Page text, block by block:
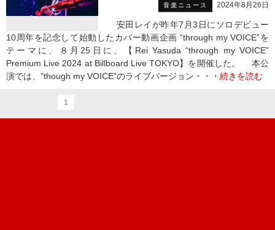
音楽ニュース 2024年8月26日
安田レイが昨年7月3日にソロデビュー
10周年を記念して始動したカバー動画企画 “through my VOICE”を
テーマに、８月25日に、【Rei Yasuda “through my VOICE”
Premium Live 2024 at Billboard Live TOKYO】を開催した。 本公
演では、”though my VOICE”のライブバージョン・・・ 続きを読む
1